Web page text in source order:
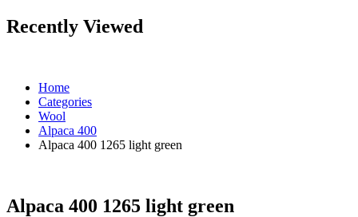
Recently Viewed
Home
Categories
Wool
Alpaca 400
Alpaca 400 1265 light green
Alpaca 400 1265 light green